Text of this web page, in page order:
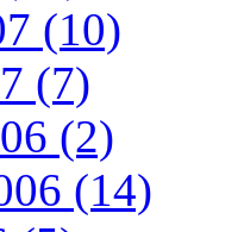
(10)
(7)
(2)
(14)